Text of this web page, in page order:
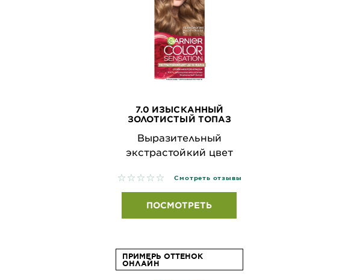
7.0 ИЗЫСКАННЫЙ
ЗОЛОТИСТЫЙ ТОПАЗ
Выразительный
экстрастойкий цвет
No reviews Смотреть отзывы
ПОСМОТРЕТЬ
ПРИМЕРЬ ОТТЕНОК
ОНЛАЙН